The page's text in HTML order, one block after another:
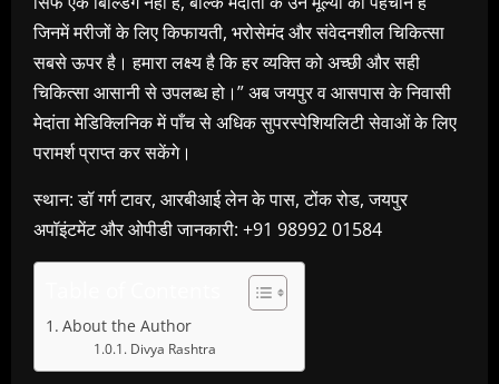
जिनमें मरीजों के लिए किफायती, भरोसेमंद और संवेदनशील चिकित्सा
सबसे ऊपर है। हमारा लक्ष्य है कि हर व्यक्ति को अच्छी और सही
चिकित्सा आसानी से उपलब्ध हो।” अब जयपुर व आसपास के निवासी
मेदांता मेडिक्लिनिक में पाँच से अधिक सुपरस्पेशियलिटी सेवाओं के लिए
परामर्श प्राप्त कर सकेंगे।
स्थान: डॉ गर्ग टावर, आरबीआई लेन के पास, टोंक रोड, जयपुर
अपॉइंटमेंट और ओपीडी जानकारी: +91 98992 01584
About the Author
Divya Rashtra